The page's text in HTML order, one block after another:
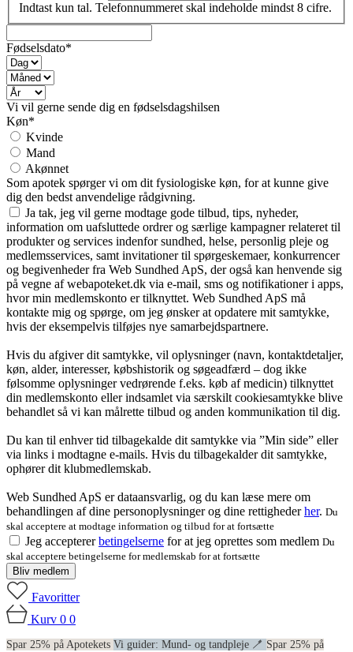
Indtast kun tal. Telefonnummeret skal indeholde mindst 8 cifre.
Fødselsdato*
Vi vil gerne sende dig en fødselsdagshilsen
Køn*
Kvinde
Mand
Akønnet
Som apotek spørger vi om dit fysiologiske køn, for at kunne give
dig den bedst anvendelige rådgivning.
Ja tak, jeg vil gerne modtage gode tilbud, tips, nyheder,
information om uafsluttede ordrer og særlige kampagner relateret til
produkter og services indenfor sundhed, helse, personlig pleje og
medlemsservices, samt invitationer til spørgeskemaer, konkurrencer
og begivenheder fra Web Sundhed ApS, der også kan henvende sig
på vegne af webapoteket.dk via e-mail, sms og notifikationer i apps,
hvor min medlemskonto er tilknyttet. Web Sundhed ApS må
kontakte mig og spørge, om jeg ønsker at opdatere mit samtykke,
hvis der eksempelvis tilføjes nye samarbejdspartnere.
Hvis du afgiver dit samtykke, vil oplysninger (navn, kontaktdetaljer,
køn, alder, interesser, købshistorik og søgeadfærd – dog ikke
følsomme oplysninger vedrørende f.eks. køb af medicin) tilknyttet
din medlemskonto eller indsamlet via særskilt cookiesamtykke blive
behandlet så vi kan målrette tilbud og anden kommunikation til dig.
Du kan til enhver tid tilbagekalde dit samtykke via ”Min side” eller
via links i modtagne e-mails. Hvis du tilbagekalder dit samtykke,
ophører dit klubmedlemskab.
Web Sundhed ApS er dataansvarlig, og du kan læse mere om
behandlingen af dine personoplysninger og dine rettighederher. Du
skal acceptere at modtage information og tilbud for at fortsætte
Jeg acceptererbetingelserne for at jeg oprettes som medlem Du
skal acceptere betingelserne for medlemskab for at fortsætte
Bliv medlem
Favoritter
Kurv 0 0
Spar 25% på Apotekets Vi guider: Mund- og tandpleje 🪥 Spar 25% på